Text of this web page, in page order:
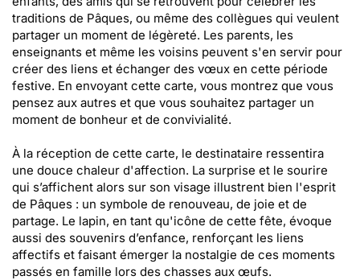
traditions de Pâques, ou même des collègues qui veulent
partager un moment de légèreté. Les parents, les
enseignants et même les voisins peuvent s'en servir pour
créer des liens et échanger des vœux en cette période
festive. En envoyant cette carte, vous montrez que vous
pensez aux autres et que vous souhaitez partager un
moment de bonheur et de convivialité.
À la réception de cette carte, le destinataire ressentira
une douce chaleur d'affection. La surprise et le sourire
qui s’affichent alors sur son visage illustrent bien l'esprit
de Pâques : un symbole de renouveau, de joie et de
partage. Le lapin, en tant qu'icône de cette fête, évoque
aussi des souvenirs d’enfance, renforçant les liens
affectifs et faisant émerger la nostalgie de ces moments
passés en famille lors des chasses aux œufs.